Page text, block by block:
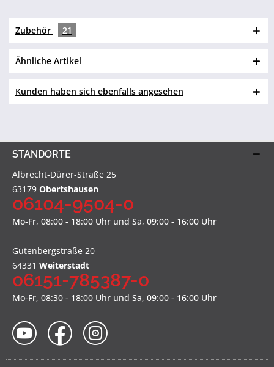
Zubehör 21
Ähnliche Artikel
Kunden haben sich ebenfalls angesehen
STANDORTE
Albrecht-Dürer-Straße 25
63179 Obertshausen
06104-9504-0
Mo-Fr, 08:00 - 18:00 Uhr und Sa, 09:00 - 16:00 Uhr
Gutenbergstraße 20
64331 Weiterstadt
06151-785387-0
Mo-Fr, 08:30 - 18:00 Uhr und Sa, 09:00 - 16:00 Uhr